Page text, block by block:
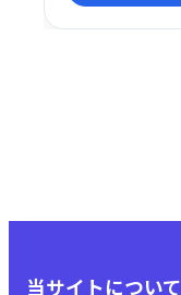
当サイトについて